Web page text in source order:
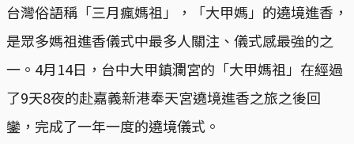
台灣俗語稱「三月瘋媽祖」，「大甲媽」的遶境進香，
是眾多媽祖進香儀式中最多人關注、儀式感最強的之
一。4月14日，台中大甲鎮瀾宮的「大甲媽祖」在經過
了9天8夜的赴嘉義新港奉天宮遶境進香之旅之後回
鑾，完成了一年一度的遶境儀式。